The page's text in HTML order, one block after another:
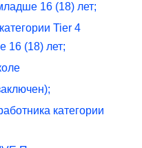
16 (18) лет;
Tier 4
16 (18) лет;
категории